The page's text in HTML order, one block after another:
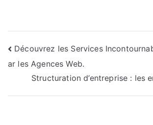
Navigation
de
l’article
Découvrez les Services
ar les Agences Web.
Structuration d’entreprise : les